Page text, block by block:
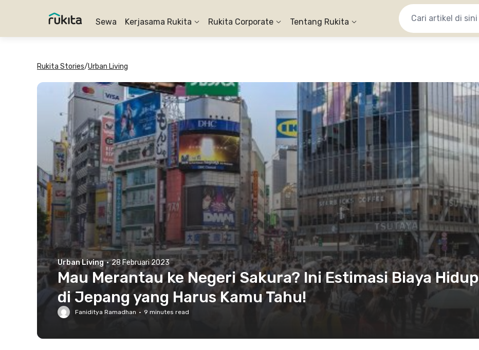
Sewa Kerjasama Rukita Rukita Corporate Tentang Rukita
Rukita Stories/Urban Living
Urban Living · 28 Februari 2023
Mau Merantau ke Negeri Sakura? Ini Estimasi Biaya Hidup
di Jepang yang Harus Kamu Tahu!
Faniditya Ramadhan · 9 minutes read